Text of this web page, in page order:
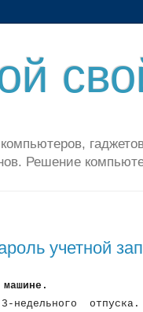
Решение
учетной